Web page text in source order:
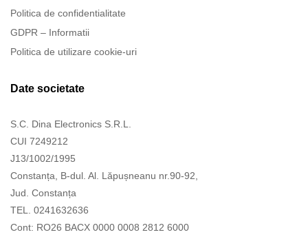
Politica de confidentialitate
GDPR – Informatii
Politica de utilizare cookie-uri
Date societate
S.C. Dina Electronics S.R.L.
CUI 7249212
J13/1002/1995
Constanța, B-dul. Al. Lăpușneanu nr.90-92,
Jud. Constanța
TEL. 0241632636
Cont: RO26 BACX 0000 0008 2812 6000